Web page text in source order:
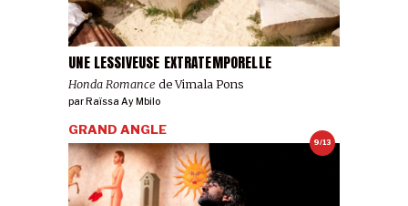
UNE LESSIVEUSE EXTRATEMPORELLE
Honda Romance de Vimala Pons
parRaïssa Ay Mbilo
9/13
GRAND ANGLE